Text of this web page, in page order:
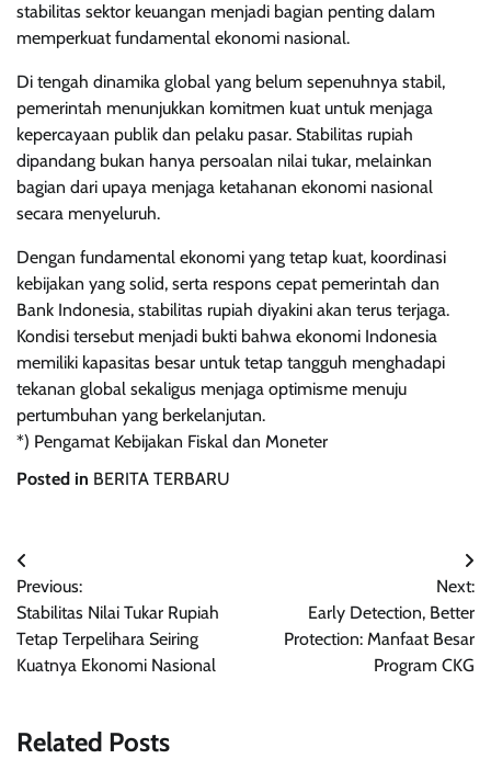
stabilitas sektor keuangan menjadi bagian penting dalam
memperkuat fundamental ekonomi nasional.
Di tengah dinamika global yang belum sepenuhnya stabil,
pemerintah menunjukkan komitmen kuat untuk menjaga
kepercayaan publik dan pelaku pasar. Stabilitas rupiah
dipandang bukan hanya persoalan nilai tukar, melainkan
bagian dari upaya menjaga ketahanan ekonomi nasional
secara menyeluruh.
Dengan fundamental ekonomi yang tetap kuat, koordinasi
kebijakan yang solid, serta respons cepat pemerintah dan
Bank Indonesia, stabilitas rupiah diyakini akan terus terjaga.
Kondisi tersebut menjadi bukti bahwa ekonomi Indonesia
memiliki kapasitas besar untuk tetap tangguh menghadapi
tekanan global sekaligus menjaga optimisme menuju
pertumbuhan yang berkelanjutan.
*) Pengamat Kebijakan Fiskal dan Moneter
Posted in BERITA TERBARU
Navigasi
pos
Previous:
Stabilitas Nilai Tukar Rupiah
Tetap Terpelihara Seiring
Kuatnya Ekonomi Nasional
Next:
Early Detection, Better
Protection: Manfaat Besar
Program CKG
Related Posts